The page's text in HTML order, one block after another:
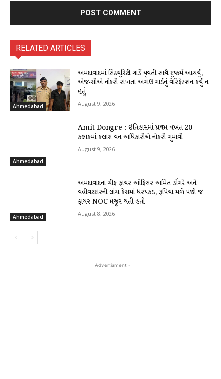
RELATED ARTICLES
Ahmedabad
અમદાવાદમાં સિક્યુરિટી ગાર્ડે યુવતી સાથે દુષ્કર્મ આચર્યું,
એજન્સીએ નોકરી રાખતા અગાઉ ગાર્ડનું વેરિફેકશન કર્યું ન
હતું
August 9, 2026
Ahmedabad
Amit Dongre : ઇતિહાસમાં પ્રથમ વખત 20
કલાકમાં કલાસ વન અધિકારીએ નોકરી ગુમાવી
August 9, 2026
Ahmedabad
અમદાવાદના ચીફ ફાયર ઑફિસર અમિત ડોંગરે અને
વહીવટદારની લાંચ કેસમાં ધરપકડ, રૂપિયા મળે પછી જ
ફાયર NOC મંજૂર થતી હતી
August 8, 2026
- Advertisment -